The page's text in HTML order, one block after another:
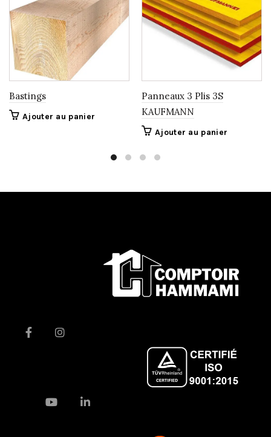
Bastings
Ajouter au panier
Panneaux 3 Plis 3S
KAUFMANN
Ajouter au panier